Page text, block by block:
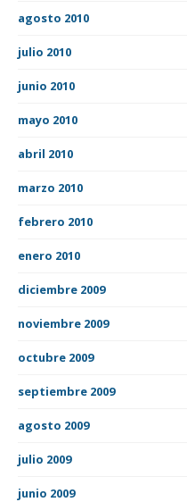
agosto 2010
julio 2010
junio 2010
mayo 2010
abril 2010
marzo 2010
febrero 2010
enero 2010
diciembre 2009
noviembre 2009
octubre 2009
septiembre 2009
agosto 2009
julio 2009
junio 2009